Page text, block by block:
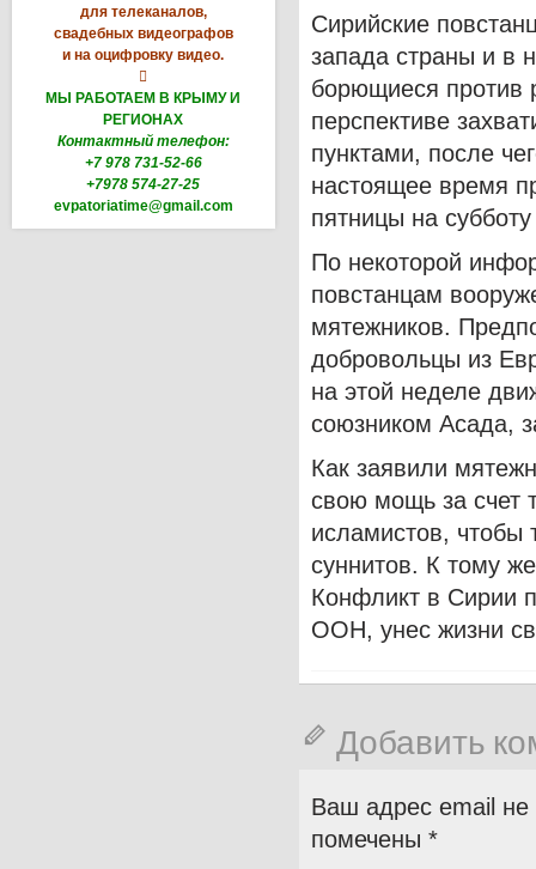
для телеканалов,
свадебных видеографов
и на оцифровку видео.

МЫ РАБОТАЕМ В КРЫМУ И
РЕГИОНАХ
Контактный телефон:
+7 978 731-52-66
+7978 574-27-25
evpatoriatime@gmail.com
Сирийские
запада страны и в
борющиеся против
перспективе
пунктами, после
настоящее время
пятницы на
По некоторой
повстанцам
мятежников.
добровольцы из
на этой неделе
союзником Асада,
Как заявили
свою мощь за счет
исламистов, чтобы
суннитов. К тому
Конфликт в Сирии
ООН, унес жизни
Добавить
Ваш адрес email не
помечены *